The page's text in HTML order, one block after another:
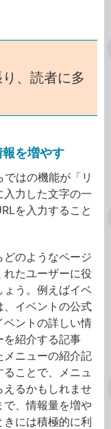
、読者に多
を増やす
はの機能が「リ
力した文字の一
を入力すること
どのようなページ
たユーザーに役
う。例えばイベ
、イベントの公式
ントの詳しい情
を紹介する記事
メニューの紹介記
ことで、メニュ
えるかもしれませ
で、情報量を増や
には積極的に利